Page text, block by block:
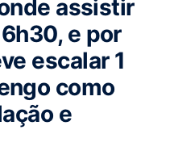
assistir
e por
escalar 1
como
e